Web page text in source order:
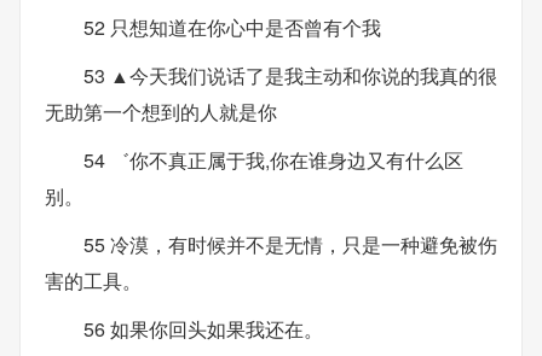
52 只想知道在你心中是否曾有个我
53 ▲今天我们说话了是我主动和你说的我真的很
无助第一个想到的人就是你
54 ゛你不真正属于我,你在谁身边又有什么区
别。
55 冷漠，有时候并不是无情，只是一种避免被伤
害的工具。
56 如果你回头如果我还在。